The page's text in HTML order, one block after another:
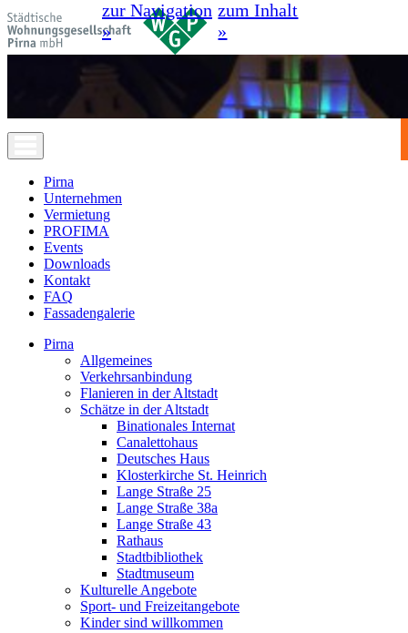
zur Navigation
»
zum Inhalt
»
Pirna
Unternehmen
Vermietung
PROFIMA
Events
Downloads
Kontakt
FAQ
Fassadengalerie
Pirna
Allgemeines
Verkehrsanbindung
Flanieren in der Altstadt
Schätze in der Altstadt
Binationales Internat
Canalettohaus
Deutsches Haus
Klosterkirche St. Heinrich
Lange Straße 25
Lange Straße 38a
Lange Straße 43
Rathaus
Stadtbibliothek
Stadtmuseum
Kulturelle Angebote
Sport- und Freizeitangebote
Kinder sind willkommen